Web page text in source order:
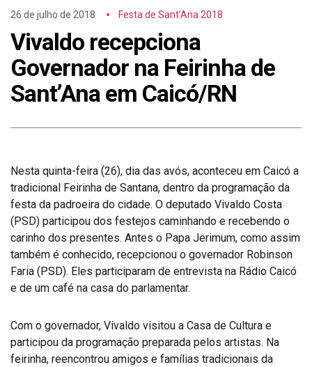
26 de julho de 2018 Festa de Sant’Ana 2018
Vivaldo recepciona
Governador na Feirinha de
Sant’Ana em Caicó/RN
Nesta quinta-feira (26), dia das avós, aconteceu em Caicó a
tradicional Feirinha de Santana, dentro da programação da
festa da padroeira do cidade. O deputado Vivaldo Costa
(PSD) participou dos festejos caminhando e recebendo o
carinho dos presentes. Antes o Papa Jerimum, como assim
também é conhecido, recepcionou o governador Robinson
Faria (PSD). Eles participaram de entrevista na Rádio Caicó
e de um café na casa do parlamentar.
Com o governador, Vivaldo visitou a Casa de Cultura e
participou da programação preparada pelos artistas. Na
feirinha, reencontrou amigos e famílias tradicionais da